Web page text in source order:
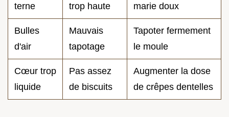
terne
trop haute
marie doux
Bulles
d'air
Mauvais
tapotage
Tapoter fermement
le moule
Cœur trop
liquide
Pas assez
de biscuits
Augmenter la dose
de crêpes dentelles